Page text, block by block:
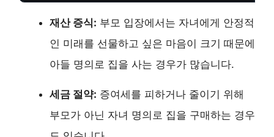
재산 증식: 부모 입장에서는 자녀에게 안정적
인 미래를 선물하고 싶은 마음이 크기 때문에
아들 명의로 집을 사는 경우가 많습니다.
세금 절약: 증여세를 피하거나 줄이기 위해
부모가 아닌 자녀 명의로 집을 구매하는 경우